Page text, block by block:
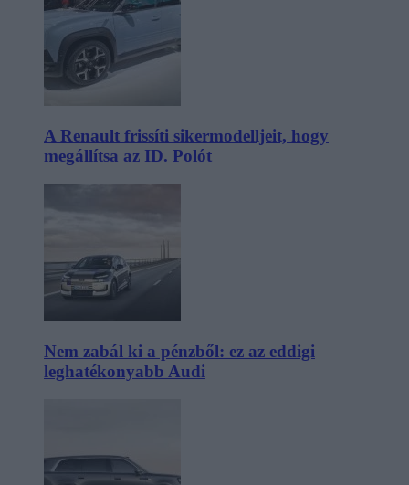
A Renault frissíti sikermodelljeit, hogy
megállítsa az ID. Polót
Nem zabál ki a pénzből: ez az eddigi
leghatékonyabb Audi